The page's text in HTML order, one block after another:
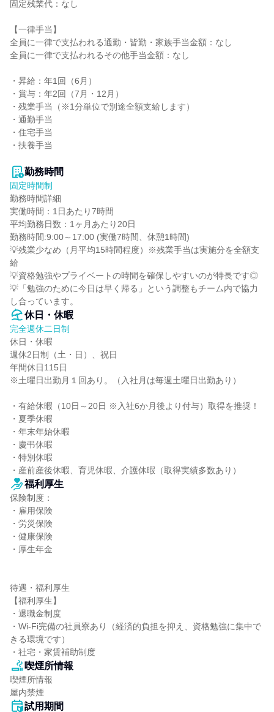
固定残業代：なし
【一律手当】
全員に一律で支払われる通勤・皆勤・家族手当金額：なし
全員に一律で支払われるその他手当金額：なし
・昇給：年1回（6月）
・賞与：年2回（7月・12月）
・残業手当（※1分単位で別途全額支給します）
・通勤手当
・住宅手当
・扶養手当
勤務時間
固定時間制
勤務時間詳細
実働時間：1日あたり7時間
平均勤務日数：1ヶ月あたり20日
勤務時間:9:00～17:00 (実働7時間、休憩1時間)
💡残業少なめ（月平均15時間程度）※残業手当は実施分を全額支
給
💡資格勉強やプライベートの時間を確保しやすいのが特長です◎
💡「勉強のために今日は早く帰る」という調整もチーム内で協力
し合っています。
休日・休暇
完全週休二日制
休日・休暇
週休2日制（土・日）、祝日
年間休日115日
※土曜日出勤月１回あり。（入社月は毎週土曜日出勤あり）
・有給休暇（10日～20日 ※入社6か月後より付与）取得を推奨！
・夏季休暇
・年末年始休暇
・慶弔休暇
・特別休暇
・産前産後休暇、育児休暇、介護休暇（取得実績多数あり）
福利厚生
保険制度：
・雇用保険
・労災保険
・健康保険
・厚生年金
待遇・福利厚生
【福利厚生】
・退職金制度
・Wi-Fi完備の社員寮あり（経済的負担を抑え、資格勉強に集中で
きる環境です）
・社宅・家賃補助制度
喫煙所情報
喫煙所情報
屋内禁煙
試用期間